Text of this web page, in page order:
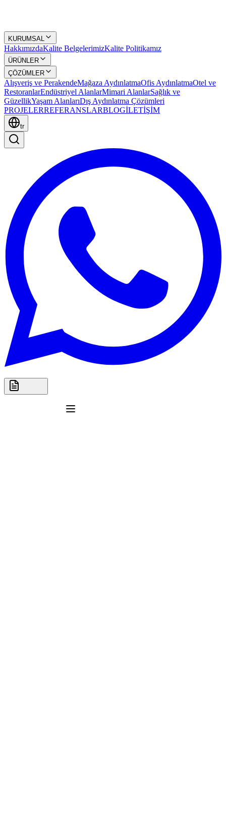
KURUMSAL
HakkımızdaKalite BelgelerimizKalite Politikamız
ÜRÜNLER
ÇÖZÜMLER
Alışveriş ve PerakendeMağaza AydınlatmaOfis AydınlatmaOtel ve
RestoranlarEndüstriyel AlanlarMimari AlanlarSağlık ve
GüzellikYaşam AlanlarıDış Aydınlatma Çözümleri
PROJELERREFERANSLARBLOGİLETİŞİM
tr